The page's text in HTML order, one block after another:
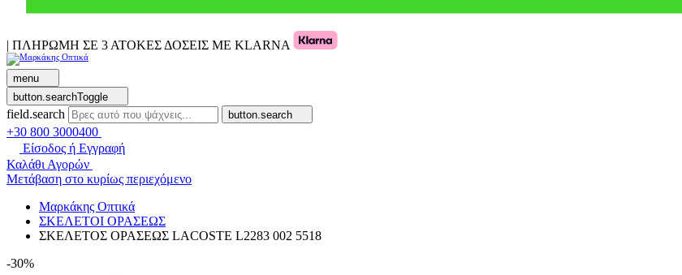
| ΠΛΗΡΩΜΗ ΣΕ 3 ΑΤΟΚΕΣ ΔΟΣΕΙΣ ΜΕ KLARNA
menu
button.searchToggle
field.search button.search
+30 800 3000400
Είσοδος ή Εγγραφή
Καλάθι Αγορών
Μετάβαση στο κυρίως περιεχόμενο
Μαρκάκης Οπτικά
ΣΚΕΛΕΤΟΙ ΟΡΑΣΕΩΣ
ΣΚΕΛΕΤΟΣ ΟΡΑΣΕΩΣ LACOSTE L2283 002 5518
-30%